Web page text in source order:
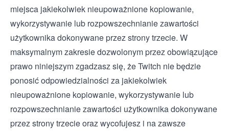
miejsca jakiekolwiek nieupoważnione kopiowanie,
wykorzystywanie lub rozpowszechnianie zawartości
użytkownika dokonywane przez strony trzecie. W
maksymalnym zakresie dozwolonym przez obowiązujące
prawo niniejszym zgadzasz się, że Twitch nie będzie
ponosić odpowiedzialności za jakiekolwiek
nieupoważnione kopiowanie, wykorzystywanie lub
rozpowszechnianie zawartości użytkownika dokonywane
przez strony trzecie oraz wycofujesz i na zawsze